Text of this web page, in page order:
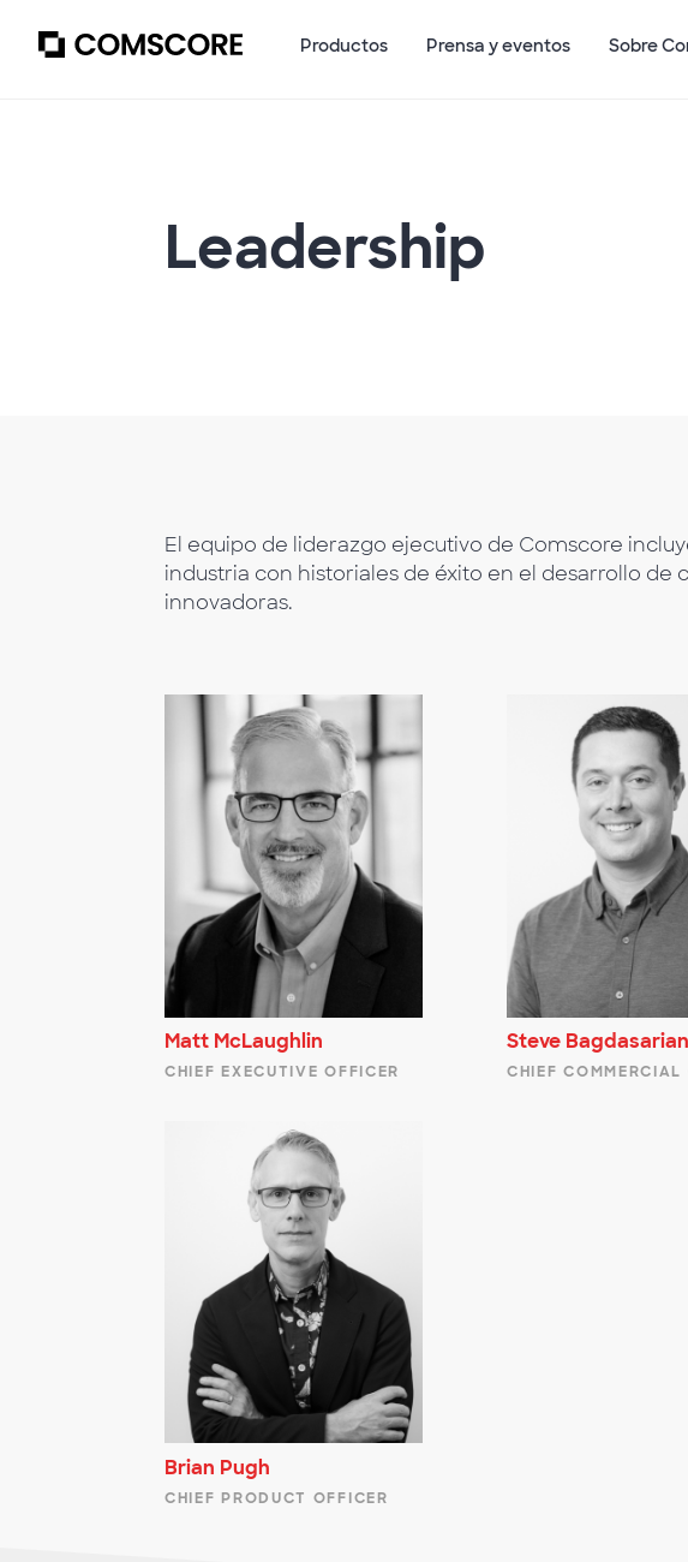
Productos Prensa y eventos Sobre
Leadership
El equipo de liderazgo ejecutivo de Comscore
industria con historiales de éxito en el desarrollo de
innovadoras.
Matt McLaughlin
CHIEF EXECUTIVE OFFICER
Steve Bagdasarian
CHIEF COMMERCIAL
Brian Pugh
CHIEF PRODUCT OFFICER